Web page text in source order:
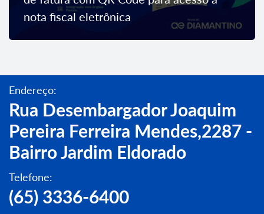
nota fiscal eletrônica
Endereço:
Rua Desembargador Joaquim
Pereira Ferreira Mendes,2287 -
Bairro Jardim Eldorado
Telefone:
(65) 3336-6400